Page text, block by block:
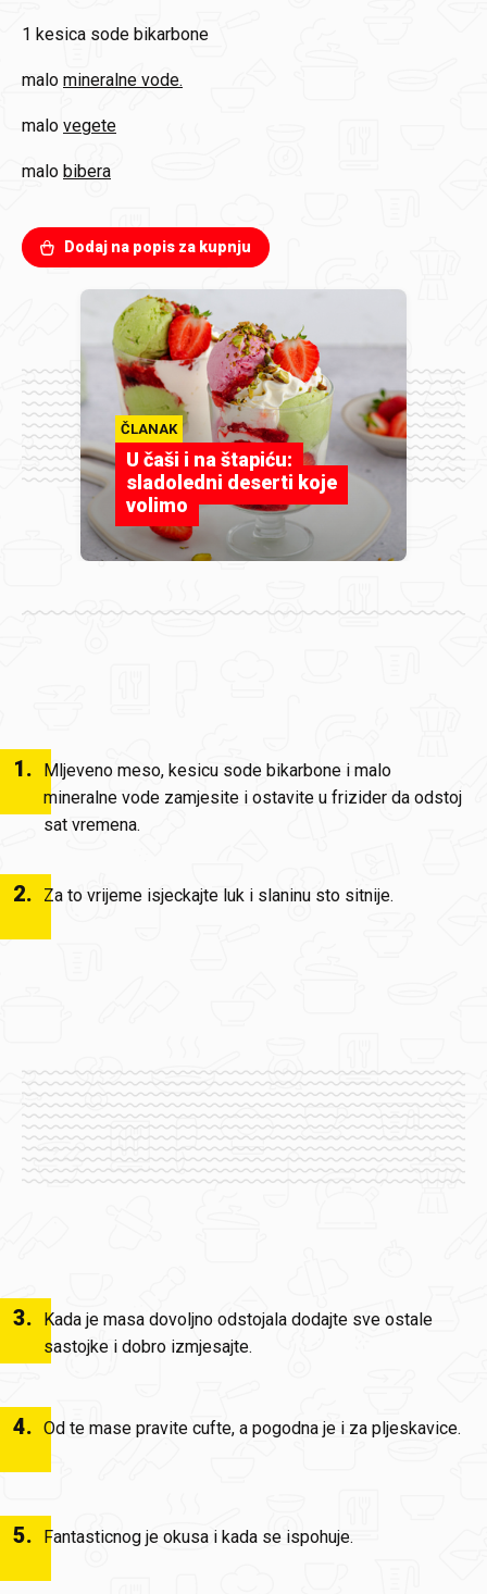
1 kesica sode bikarbone
malo mineralne vode.
malo vegete
malo bibera
Dodaj na popis za kupnju
ČLANAK
U čaši i na štapiću:
sladoledni deserti koje
volimo
1.
Mljeveno meso, kesicu sode bikarbone i malo
mineralne vode zamjesite i ostavite u frizider da odstoj
sat vremena.
2. Za to vrijeme isjeckajte luk i slaninu sto sitnije.
3.
Kada je masa dovoljno odstojala dodajte sve ostale
sastojke i dobro izmjesajte.
4. Od te mase pravite cufte, a pogodna je i za pljeskavice.
5. Fantasticnog je okusa i kada se ispohuje.